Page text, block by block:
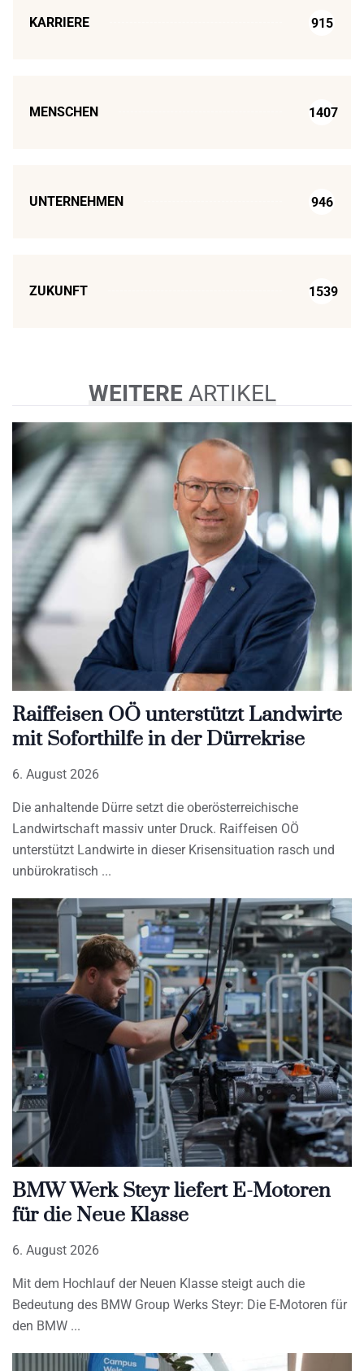
KARRIERE 915
MENSCHEN 1407
UNTERNEHMEN 946
ZUKUNFT 1539
WEITEREARTIKEL
Raiffeisen OÖ unterstützt Landwirte
mit Soforthilfe in der Dürrekrise
6. August 2026
Die anhaltende Dürre setzt die oberösterreichische
Landwirtschaft massiv unter Druck. Raiffeisen OÖ
unterstützt Landwirte in dieser Krisensituation rasch und
unbürokratisch
BMW Werk Steyr liefert E-Motoren
für die Neue Klasse
6. August 2026
Mit dem Hochlauf der Neuen Klasse steigt auch die
Bedeutung des BMW Group Werks Steyr: Die E-Motoren für
den BMW